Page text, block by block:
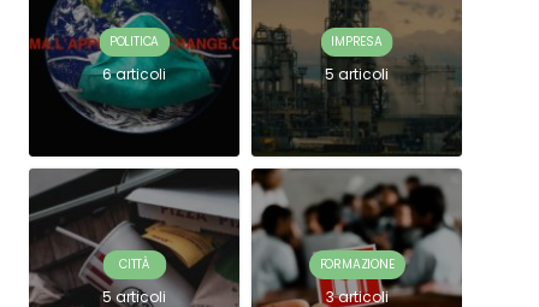
POLITICA
6 articoli
IMPRESA
5 articoli
CITTÀ
5 articoli
FORMAZIONE
3 articoli